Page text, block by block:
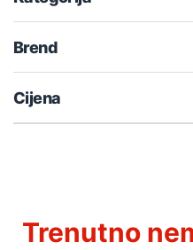
Brend
Cijena
Trenutno